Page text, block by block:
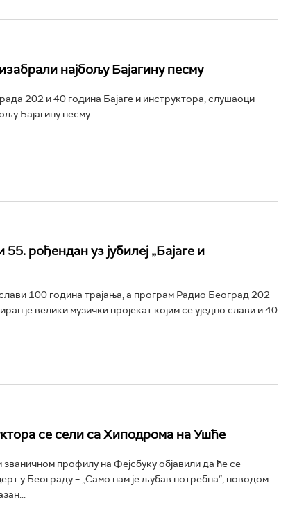
најбољу Бајагину песму
202 и 40 година Бајаге и инструктора, слушаоци
Бајагину песму...
рођендан уз јубилеј „Бајаге и
100 година трајања, а програм Радио Београд 202
је велики музички пројекат којим се уједно слави и 40
се сели са Хиподрома на Ушће
профилу на Фејсбуку објавили да ће се
у Београду – „Само нам је љубав потребна“, поводом